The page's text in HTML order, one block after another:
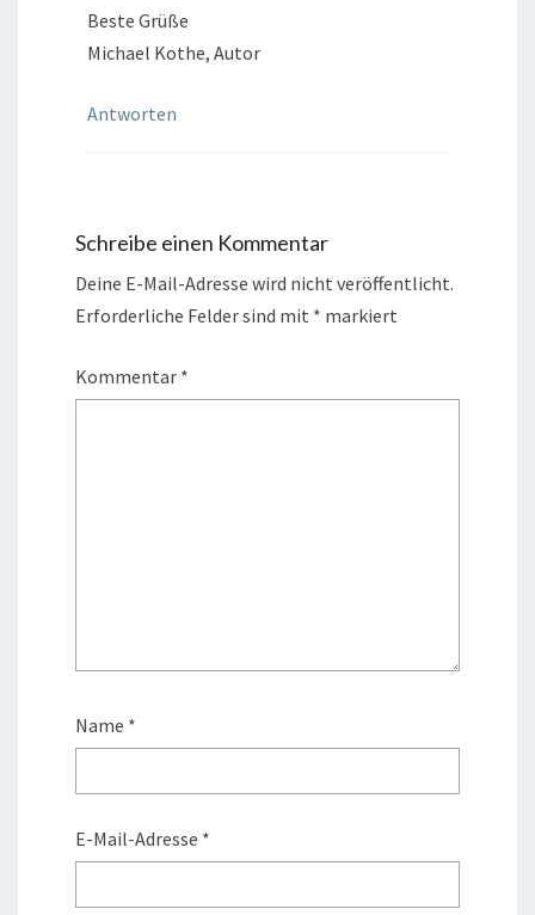
Beste Grüße
Michael Kothe, Autor
Antworten
Schreibe einen Kommentar
Deine E-Mail-Adresse wird nicht veröffentlicht.
Erforderliche Felder sind mit * markiert
Kommentar *
Name *
E-Mail-Adresse *